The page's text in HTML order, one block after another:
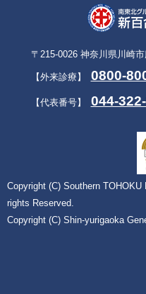
〒215-0026 神奈川県川崎
【外来診療】 0800-
【代表番号】 044-
Copyright (C) Southern
rights Reserved.
Copyright (C) Shin-yurigaoka